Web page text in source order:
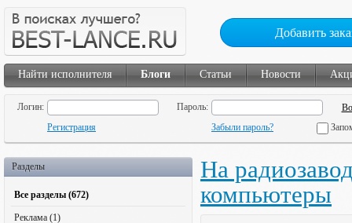
Добавить
Найти исполнителя Блоги Статьи Новости
Логин:
Пароль:
Регистрация
Забыли пароль?
Разделы
Все разделы (672)
Реклама (1)
На
компьютеры